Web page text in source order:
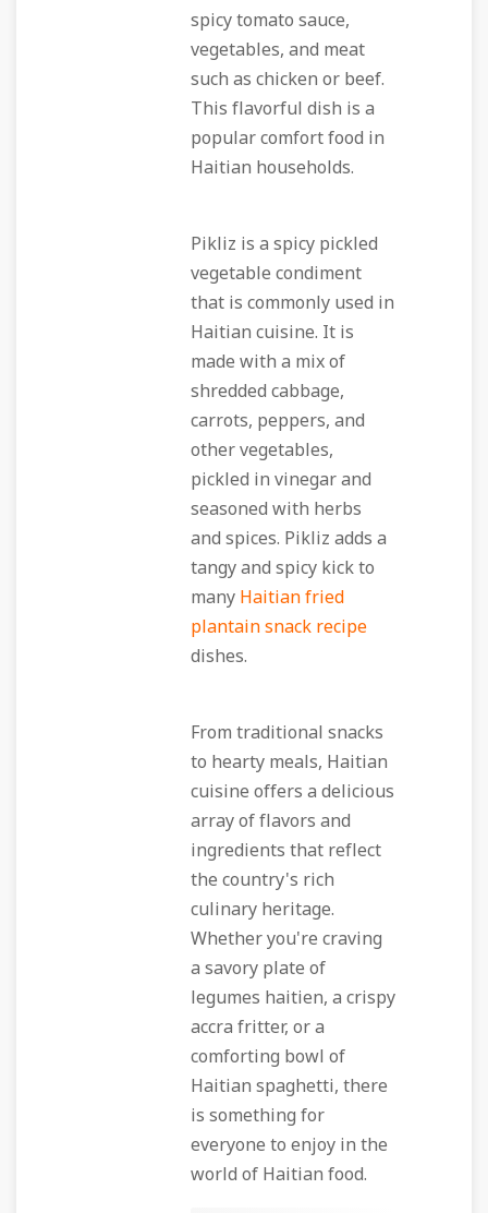
spicy tomato sauce,
vegetables, and meat
such as chicken or beef.
This flavorful dish is a
popular comfort food in
Haitian households.
Pikliz is a spicy pickled
vegetable condiment
that is commonly used in
Haitian cuisine. It is
made with a mix of
shredded cabbage,
carrots, peppers, and
other vegetables,
pickled in vinegar and
seasoned with herbs
and spices. Pikliz adds a
tangy and spicy kick to
many Haitian fried
plantain snack recipe
dishes.
From traditional snacks
to hearty meals, Haitian
cuisine offers a delicious
array of flavors and
ingredients that reflect
the country's rich
culinary heritage.
Whether you're craving
a savory plate of
legumes haitien, a crispy
accra fritter, or a
comforting bowl of
Haitian spaghetti, there
is something for
everyone to enjoy in the
world of Haitian food.